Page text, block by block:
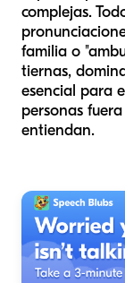
complejas.
familia o
tiernas,
esencial para
personas
entiendan.